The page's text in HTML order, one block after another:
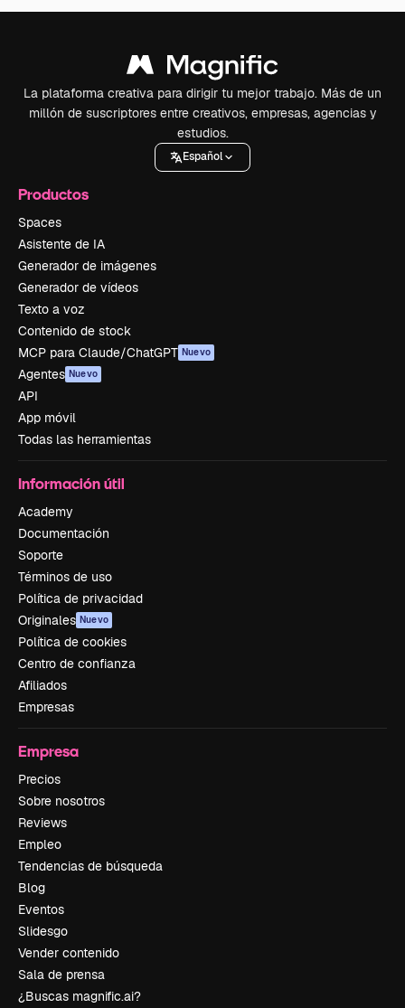
La plataforma creativa para dirigir tu mejor trabajo. Más de un
millón de suscriptores entre creativos, empresas, agencias y
estudios.
Español
Productos
Spaces
Asistente de IA
Generador de imágenes
Generador de vídeos
Texto a voz
Contenido de stock
MCP para Claude/ChatGPT Nuevo
Agentes Nuevo
API
App móvil
Todas las herramientas
Información útil
Academy
Documentación
Soporte
Términos de uso
Política de privacidad
Originales Nuevo
Política de cookies
Centro de confianza
Afiliados
Empresas
Empresa
Precios
Sobre nosotros
Reviews
Empleo
Tendencias de búsqueda
Blog
Eventos
Slidesgo
Vender contenido
Sala de prensa
¿Buscas magnific.ai?